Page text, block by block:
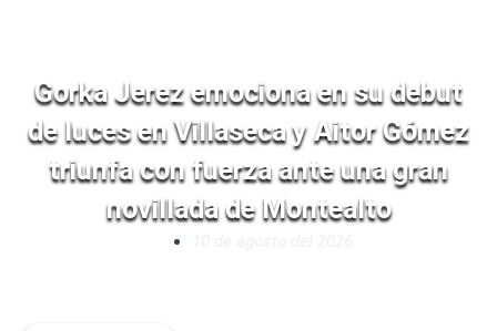
Gorka Jerez emociona en su debut
de luces en Villaseca y Aitor Gómez
triunfa con fuerza ante una gran
novillada de Montealto